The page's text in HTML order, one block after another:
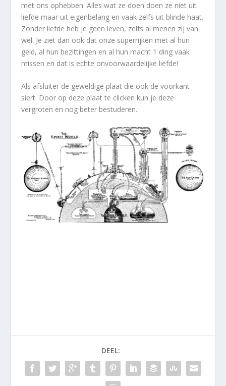
met ons ophebben. Alles wat ze doen doen ze niet uit
liefde maar uit eigenbelang en vaak zelfs uit blinde haat.
Zonder liefde heb je geen leven, zelfs al menen zij van
wel. Je ziet dan ook dat onze superrijken met al hun
geld, al hun bezittingen en al hun macht 1 ding vaak
missen en dat is echte onvoorwaardelijke liefde!
Als afsluiter de geweldige plaat die ook de voorkant
siert. Door op deze plaat te clicken kun je deze
vergroten en nog beter bestuderen.
DEEL: